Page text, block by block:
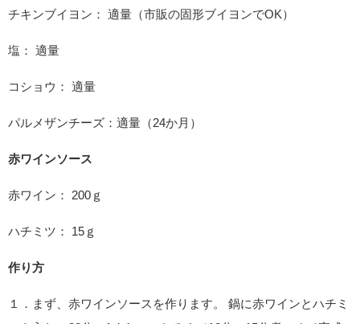
チキンブイヨン： 適量（市販の固形ブイヨンでOK）
塩： 適量
コショウ： 適量
パルメザンチーズ：適量（24か月）
赤ワインソース
赤ワイン： 200ｇ
ハチミツ： 15ｇ
作り方
１．まず、赤ワインソースを作ります。 鍋に赤ワインとハチミ